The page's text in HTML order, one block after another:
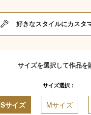
好きなスタイルにカスタ
サイズを選択して作品を
サイズ選択：
Sサイズ Mサイズ